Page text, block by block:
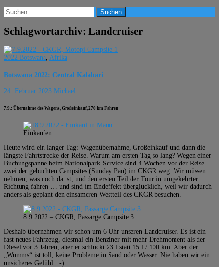
Suchen
nach:
Schlagwortarchiv: Landcruiser
2022 Botswana, Afrika
Botswana 2022: Central Kalahari
24. Februar 2023 Michael
7.9.: Übernahme des Wagens, Großeinkauf, 270 km Fahren
Einkaufen
Heute wird ein langer Tag: Wagenübernahme, Großeinkauf und dann die
längste Fahrtstrecke der Reise. Warum am ersten Tag so lang? Wegen einer
Buchungspanne beim Nationalpark-Service sind 4 Wochen vor der Reise
zwei der gebuchten Campsites (Sunday Pan) im CKGR weg. Wir müssen
nehmen, was noch da ist, und den ersten Teil der Tour in umgekehrter
Richtung fahren … und sind im Endeffekt überglücklich, weil wir dadurch
anders als geplant den einsameren Westteil des CKGR besuchen.
8.9.2022 – CKGR, Passarge Campsite 3
Deshalb übernehmen wir schon um 6 Uhr unseren Landcruiser. Es ist ein
fast neues Fahrzeug, diesmal ein Benziner mit mehr Drehmoment als der
Diesel vor 3 Jahren, aber er schluckt 23 l statt 15 l / 100 km. Aber der
„Wumms“ ist toll, keine Probleme in Sand oder Wasser. Nie haben wir ein
unsicheres Gefühl. :-)